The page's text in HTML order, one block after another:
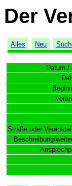
Der
Alles Neu
Datum /
Straße oder
Beschreibung/